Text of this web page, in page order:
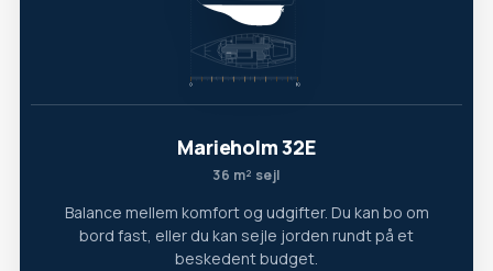
Marieholm 32E
36 m² sejl
Balance mellem komfort og udgifter. Du kan bo om
bord fast, eller du kan sejle jorden rundt på et
beskedent budget.